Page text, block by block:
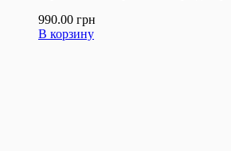
990.00 грн
В корзину